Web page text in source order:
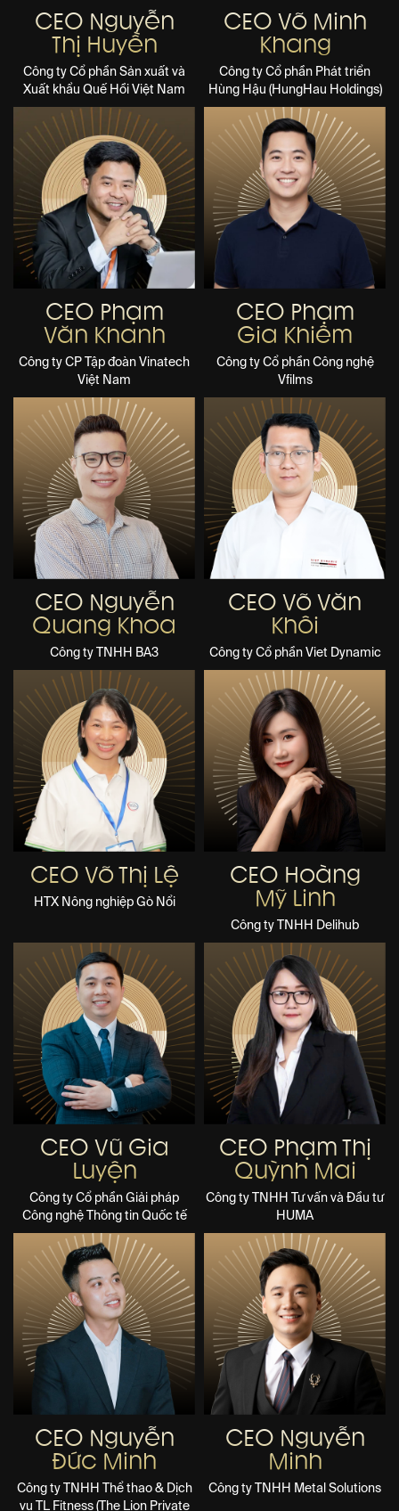
CEO Nguyễn
Thị Huyền
Công ty Cổ phần Sản xuất và
Xuất khẩu Quế Hồi Việt Nam
CEO Võ Minh
Khang
Công ty Cổ phần Phát triển
Hùng Hậu (HungHau Holdings)
CEO Phạm
Văn Khanh
Công ty CP Tập đoàn Vinatech
Việt Nam
CEO Phạm
Gia Khiêm
Công ty Cổ phần Công nghệ
Vfilms
CEO Nguyễn
Quang Khoa
Công ty TNHH BA3
CEO Võ Văn
Khôi
Công ty Cổ phần Viet Dynamic
CEO Võ Thị Lệ
HTX Nông nghiệp Gò Nổi
CEO Hoàng
Mỹ Linh
Công ty TNHH Delihub
CEO Vũ Gia
Luyện
Công ty Cổ phần Giải pháp
Công nghệ Thông tin Quốc tế
CEO Phạm Thị
Quỳnh Mai
Công ty TNHH Tư vấn và Đầu tư
HUMA
CEO Nguyễn
Đức Minh
Công ty TNHH Thể thao & Dịch
vụ TL Fitness (The Lion Private
CEO Nguyễn
Minh
Công ty TNHH Metal Solutions